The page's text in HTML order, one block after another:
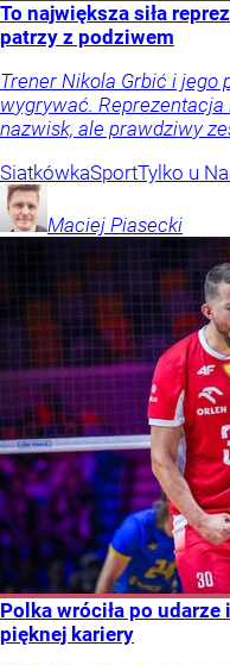
To największa siła
patrzy z podziwem
Trener Nikola Grbić i jego
wygrywać.
nazwisk, ale prawdziwy
SiatkówkaSportTylko u
Maciej Piasecki
Polka wróciła po
pięknej kariery